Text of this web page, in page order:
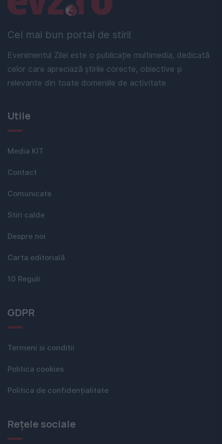
Cel mai bun portal de stiri!
Evenimentul Zilei este o publicație multimedia, dedicată
celor care apreciază știrile corecte, obiective și
relevante din toate domeniile de activitate
Utile
Media KIT
Contact
Comunicate
Stiri calde
Despre noi
Carta editorială
10 Reguli
GDPR
Termeni si conditii
Politica cookies
Politica de confidențialitate
Rețele sociale